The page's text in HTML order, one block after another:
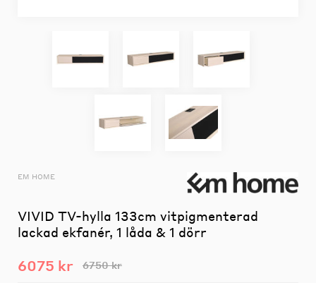
EM HOME
VIVID TV-hylla 133cm vitpigmenterad
lackad ekfanér, 1 låda & 1 dörr
6075 kr 6750 kr